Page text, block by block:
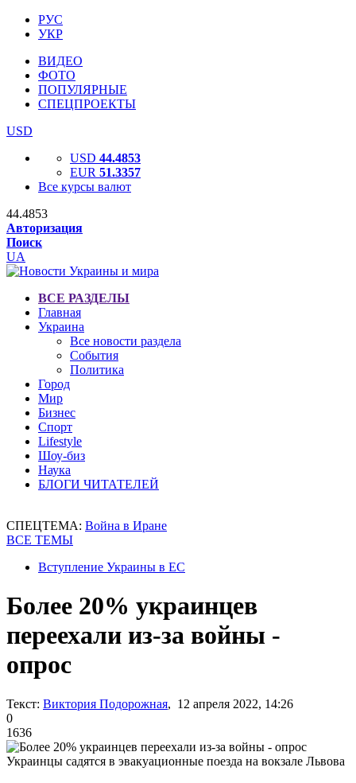
РУС
УКР
ВИДЕО
ФОТО
ПОПУЛЯРНЫЕ
СПЕЦПРОЕКТЫ
USD
USD 44.4853
EUR 51.3357
Все курсы валют
44.4853
Авторизация
Поиск
UA
ВСЕ РАЗДЕЛЫ
Главная
Украина
Все новости раздела
События
Политика
Город
Мир
Бизнес
Спорт
Lifestyle
Шоу-биз
Наука
БЛОГИ ЧИТАТЕЛЕЙ
СПЕЦТЕМА: Война в Иране
ВСЕ ТЕМЫ
Вступление Украины в ЕС
Более 20% украинцев
переехали из-за войны -
опрос
Текст: Виктория Подорожная, 12 апреля 2022, 14:26
0
1636
Украинцы садятся в эвакуационные поезда на вокзале Львова